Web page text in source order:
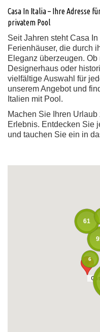
Casa In Italia – Ihre Adresse
privatem Pool
Seit Jahren steht Casa
Ferienhäuser, die durch
Eleganz überzeugen.
Designerhaus oder
vielfältige Auswahl für
unserem Angebot und
Italien mit Pool.
Machen Sie Ihren
Erlebnis. Entdecken Sie
und tauchen Sie ein in
61
6